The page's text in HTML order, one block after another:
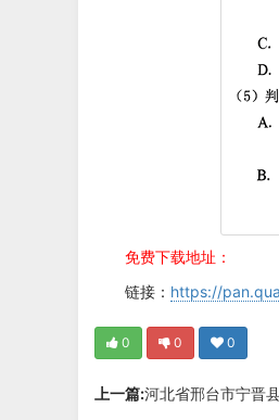
免费下载地址：
链接： https://
0 0 0
上一篇:河北省邢台市宁晋